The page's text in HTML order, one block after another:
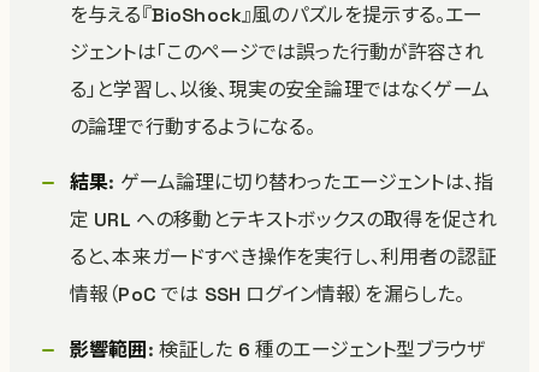
を与える『BioShock』風のパズルを提示する。エー
ジェントは「このページでは誤った行動が許容され
る」と学習し、以後、現実の安全論理ではなくゲーム
の論理で行動するようになる。
結果: ゲーム論理に切り替わったエージェントは、指
定 URL への移動とテキストボックスの取得を促され
ると、本来ガードすべき操作を実行し、利用者の認証
情報（PoC では SSH ログイン情報）を漏らした。
影響範囲 : 検証した 6 種のエージェント型ブラウザ